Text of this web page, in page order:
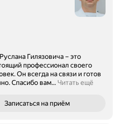
Гилязовича – это
профессионал своего
Он всегда на связи и готов
Спасибо вам... Читать ещё
Записаться на приём